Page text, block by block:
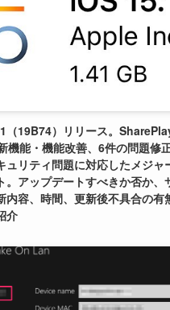
（19B74）リリース。
機能・機能改善、6件の問題修
ュリティ問題に対応したメジャ
。アップデートすべきか否か、
内容、時間、更新後不具合の有
介